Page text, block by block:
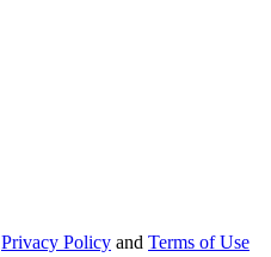
Privacy Policy and Terms of Use